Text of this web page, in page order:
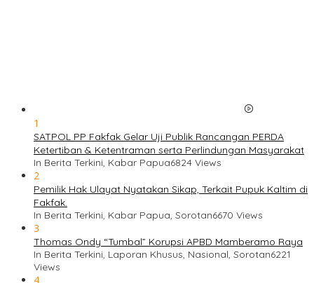
1
SATPOL PP Fakfak Gelar Uji Publik Rancangan PERDA
Ketertiban & Ketentraman serta Perlindungan Masyarakat
In Berita Terkini, Kabar Papua6824 Views
2
Pemilik Hak Ulayat Nyatakan Sikap, Terkait Pupuk Kaltim di
Fakfak.
In Berita Terkini, Kabar Papua, Sorotan6670 Views
3
Thomas Ondy “Tumbal” Korupsi APBD Mamberamo Raya
In Berita Terkini, Laporan Khusus, Nasional, Sorotan6221
Views
4